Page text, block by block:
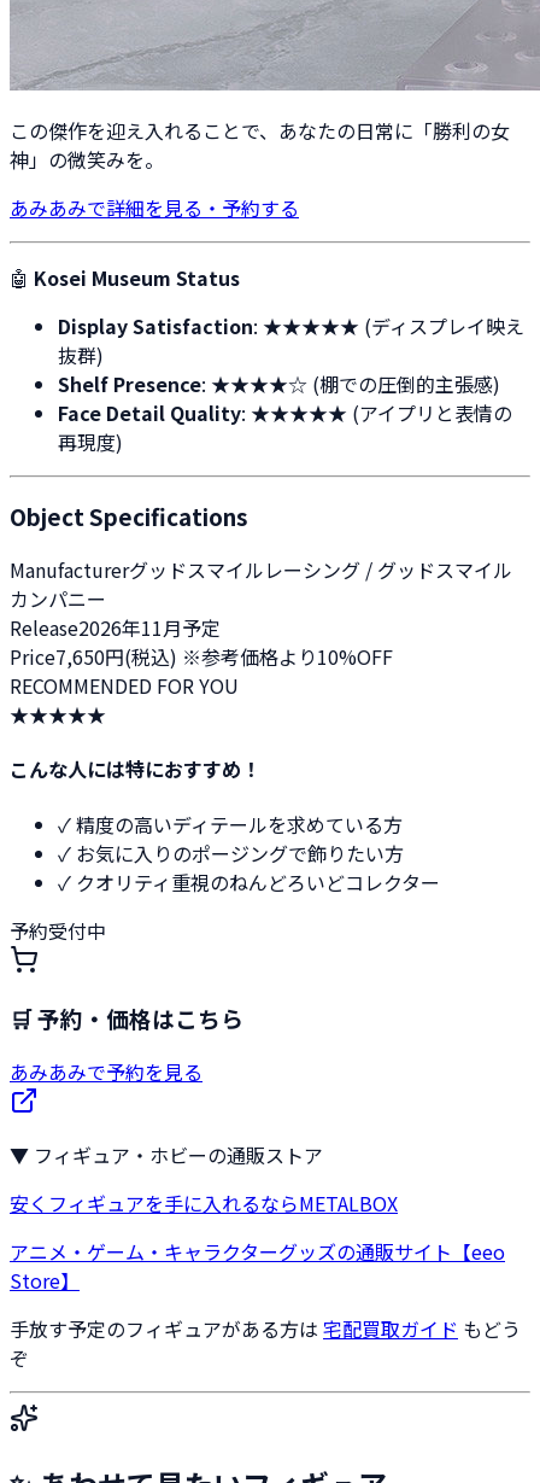
この傑作を迎え入れることで、あなたの日常に「勝利の女
神」の微笑みを。
あみあみで詳細を見る・予約する
🤖 Kosei Museum Status
Display Satisfaction: ★★★★★ (ディスプレイ映え
抜群)
Shelf Presence: ★★★★☆ (棚での圧倒的主張感)
Face Detail Quality: ★★★★★ (アイプリと表情の
再現度)
Object Specifications
Manufacturerグッドスマイルレーシング / グッドスマイル
カンパニー
Release2026年11月予定
Price7,650円(税込) ※参考価格より10%OFF
RECOMMENDED FOR YOU
★★★★★
こんな人には特におすすめ！
✓精度の高いディテールを求めている方
✓ お気に入りのポージングで飾りたい方
✓ クオリティ重視のねんどろいどコレクター
予約受付中
🛒 予約・価格はこちら
あみあみで予約を見る
▼ フィギュア・ホビーの通販ストア
安くフィギュアを手に入れるならMETALBOX
アニメ・ゲーム・キャラクターグッズの通販サイト【eeo
Store】
手放す予定のフィギュアがある方は 宅配買取ガイド もどう
ぞ